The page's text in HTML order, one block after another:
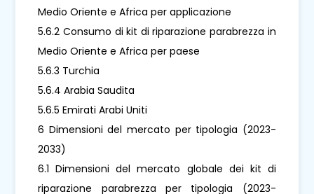
Medio Oriente e Africa per applicazione
5.6.2 Consumo di kit di riparazione parabrezza in
Medio Oriente e Africa per paese
5.6.3 Turchia
5.6.4 Arabia Saudita
5.6.5 Emirati Arabi Uniti
6 Dimensioni del mercato per tipologia (2023-
2033)
6.1 Dimensioni del mercato globale dei kit di
riparazione parabrezza per tipologia (2023-